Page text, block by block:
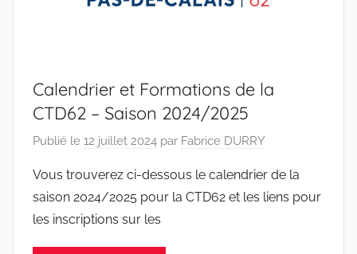
Calendrier et Formations de la
CTD62 – Saison 2024/2025
Publié le 12 juillet 2024 par Fabrice DURRY
Vous trouverez ci-dessous le calendrier de la
saison 2024/2025 pour la CTD62 et les liens pour
les inscriptions sur les